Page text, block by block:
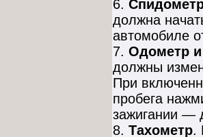
6.
должна
автомобиле
7. Одометр и
должны
При
пробега
зажигании —
8. Тахометр.